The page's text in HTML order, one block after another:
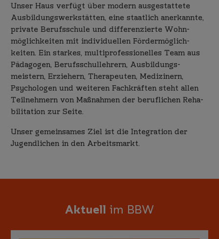
Unser Haus verfügt über modern ausge­stattete
Ausbildungs­werk­stätten, eine staat­lich anerkannte,
private Berufs­schule und differen­zierte Wohn­
möglich­keiten mit indivi­duellen Förder­möglich­
keiten. Ein starkes, multi­professio­nelles Team aus
Pädagogen, Berufs­schul­lehrern, Ausbildungs­
meistern, Erziehern, Therapeuten, Medizinern,
Psycho­logen und weiteren Fach­kräften steht allen
Teil­nehmern von Maß­nahmen der beruf­lichen Reha­
bilita­tion zur Seite.
Unser gemein­sames Ziel ist die Inte­gration der
Jugend­lichen in den Arbeits­markt.
Aktuell im BBW